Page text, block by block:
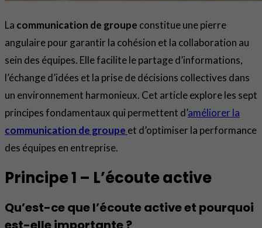
La communication de groupe constitue une pierre
angulaire pour garantir la cohésion et la collaboration au
sein des équipes. Elle facilite le partage d’informations,
l’échange d’idées et la prise de décisions collectives dans
un environnement harmonieux. Cet article explore les sept
principes fondamentaux qui permettent d’améliorer la
communication de groupe et d’optimiser la performance
des équipes en entreprise.
Principe 1 – L’écoute active
Qu’est-ce que l’écoute active et pourquoi